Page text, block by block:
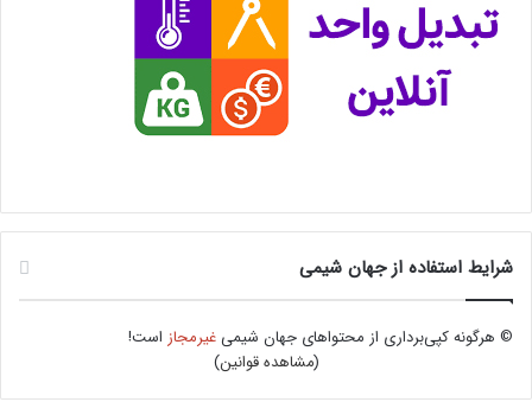
شرایط استفاده از جهان شیمی
© هرگونه کپی‌برداری از محتواهای جهان شیمیغیرمجاز است!
(مشاهده قوانین)